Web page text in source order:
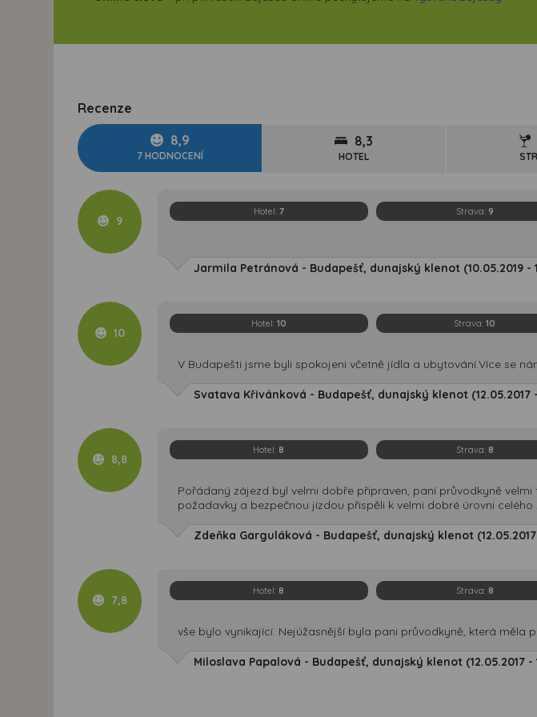
Recenze
8,9
7 HODNOCENÍ
8,3
HOTEL
9
Hotel: 7 Strava: 9
Jarmila Petránová - Budapešť, dunajský klenot (10.05.2019 -
10
Hotel: 10 Strava:10
V Budapešti jsme byli spokojeni včetně jídla a ubytování.Více se
Svatava Křivánková - Budapešť, dunajský klenot (12.05.2017 -
8,8
Hotel: 8 Strava: 8
Pořádaný zájezd byl velmi dobře připraven, paní průvodkyně
požadavky a bezpečnou jízdou přispěli k velmi dobré úrovni
Zdeňka Garguláková - Budapešť, dunajský klenot (12.05.2017
7,8
Hotel: 8 Strava: 8
vše bylo vynikající. Nejúžasnější byla pani průvodkyně, která měla
Miloslava Papalová - Budapešť, dunajský klenot (12.05.2017 -